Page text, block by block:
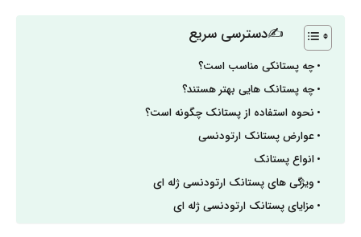
✍دسترسی سریع
چه پستانکی مناسب است؟
چه پستانک هایی بهتر هستند؟
نحوه استفاده از پستانک چگونه است؟
عوارض پستانک ارتودنسی
انواع پستانک
ویژگی های پستانک ارتودنسی ژله ای
مزایای پستانک ارتودنسی ژله ای